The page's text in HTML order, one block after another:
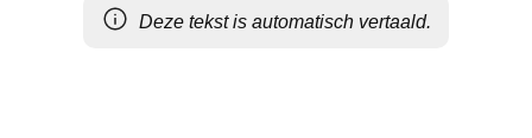
Deze tekst is automatisch vertaald.